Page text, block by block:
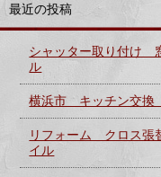
最近の投稿
シャッター取り付け
ル
横浜市 キッチン交
リフォーム クロス
イル